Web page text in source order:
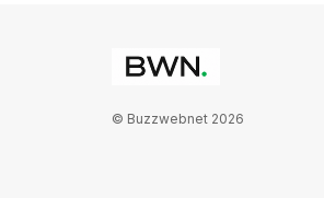
© Buzzwebnet 2026